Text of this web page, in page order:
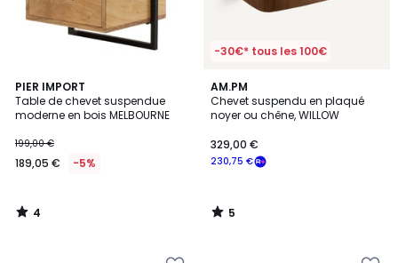
PIER IMPORT
Table de chevet suspendue
moderne en bois MELBOURNE
199,00 €
189,05 € -5%
4
/
5
4
/
-30€* tous les 100€
AM.PM
Chevet suspendu en plaqué
noyer ou chêne, WILLOW
230,75 €
329,00 €
5
/
5
5
/